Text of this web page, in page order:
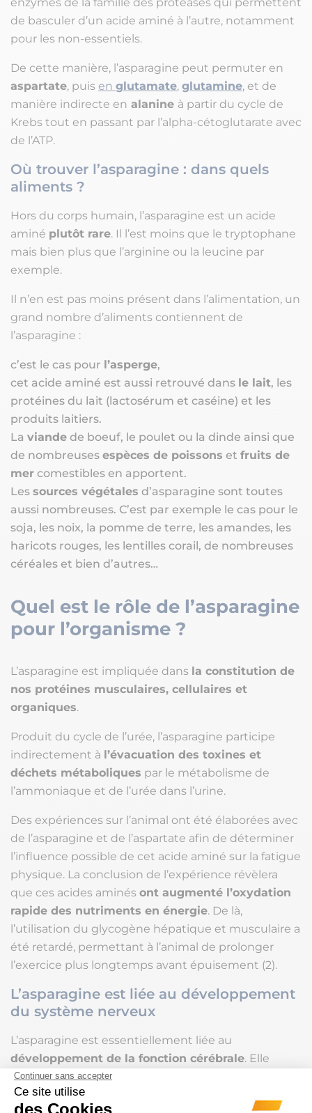
de basculer d’un acide aminé à l’autre, notamment
pour les non-essentiels.
De cette manière, l’asparagine peut permuter en
aspartate, puis en glutamate, glutamine, et de
manière indirecte en alanine à partir du cycle de
Krebs tout en passant par l’alpha-cétoglutarate avec
de l’ATP.
Où trouver l’asparagine : dans quels
aliments ?
Hors du corps humain, l’asparagine est un acide
aminé plutôt rare. Il l’est moins que le tryptophane
mais bien plus que l’arginine ou la leucine par
exemple.
Il n’en est pas moins présent dans l’alimentation, un
grand nombre d’aliments contiennent de
l’asparagine :
c’est le cas pour l’asperge,
cet acide aminé est aussi retrouvé dans le lait, les
protéines du lait (lactosérum et caséine) et les
produits laitiers.
La viande de boeuf, le poulet ou la dinde ainsi que
de nombreuses espèces de poissons et fruits de
mer comestibles en apportent.
Les sources végétales d’asparagine sont toutes
aussi nombreuses. C’est par exemple le cas pour le
soja, les noix, la pomme de terre, les amandes, les
haricots rouges, les lentilles corail, de nombreuses
céréales et bien d’autres…
Quel est le rôle de l’asparagine
pour l’organisme ?
L’asparagine est impliquée dans la constitution de
nos protéines musculaires, cellulaires et
organiques.
Produit du cycle de l’urée, l’asparagine participe
indirectement à l’évacuation des toxines et
déchets métaboliques par le métabolisme de
l’ammoniaque et de l’urée dans l’urine.
Des expériences sur l’animal ont été élaborées avec
de l’asparagine et de l’aspartate afin de déterminer
l’influence possible de cet acide aminé sur la fatigue
physique. La conclusion de l’expérience révèlera
que ces acides aminés ont augmenté l’oxydation
rapide des nutriments en énergie. De là,
l’utilisation du glycogène hépatique et musculaire a
été retardé, permettant à l’animal de prolonger
l’exercice plus longtemps avant épuisement (2).
L’asparagine est liée au développement
du système nerveux
L’asparagine est essentiellement liée au
développement de la fonction cérébrale. Elle
participe au maintien de l’équilibre du système
nerveux.